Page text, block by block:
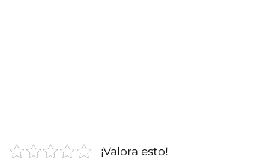
¡Valora esto!